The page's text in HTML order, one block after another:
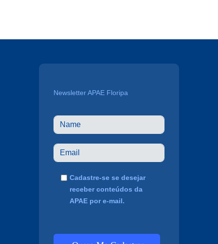
Newsletter APAE Floripa
Cadastre-se se desejar
receber conteúdos da
APAE por e-mail.